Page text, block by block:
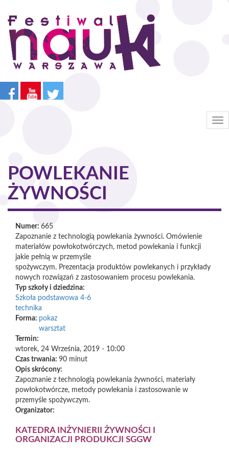
Przejdź
treści
POWLEKANIE
ŻYWNOŚCI
Numer: 665
Zapoznanie z technologią powlekania żywności. Omówienie
materiałów powłokotwórczych, metod powlekania i funkcji
jakie pełnią w przemyśle
spożywczym. Prezentacja produktów powlekanych i przykłady
nowych rozwiązań z zastosowaniem procesu powlekania.
Typ szkoły i dziedzina:
Szkoła podstawowa 4-6
technika
Forma: pokaz
warsztat
Termin:
wtorek, 24 Września, 2019 - 10:00
Czas trwania: 90 minut
Opis skrócony:
Zapoznanie z technologią powlekania żywności, materiały
powłokotwórcze, metody powlekania i zastosowanie w
przemyśle spożywczym.
Organizator:
KATEDRA INŻYNIERII ŻYWNOŚCI I
ORGANIZACJI PRODUKCJI SGGW